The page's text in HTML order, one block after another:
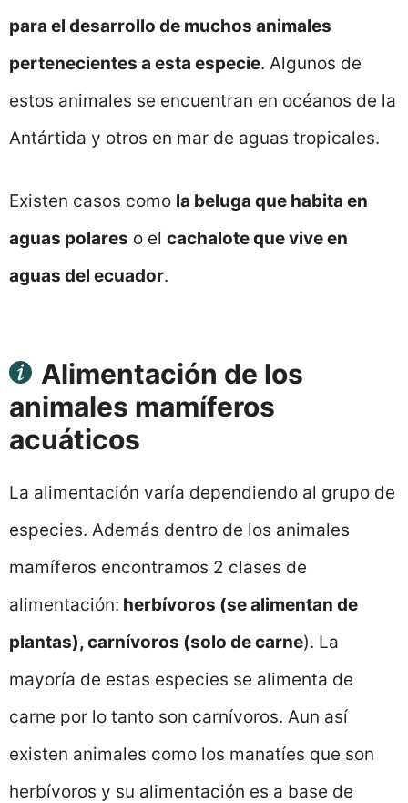
para el desarrollo de muchos animales
pertenecientes a esta especie. Algunos de
estos animales se encuentran en océanos de la
Antártida y otros en mar de aguas tropicales.
Existen casos como la beluga que habita en
aguas polares o el cachalote que vive en
aguas del ecuador.
Alimentación de los
animales mamíferos
acuáticos
La alimentación varía dependiendo al grupo de
especies. Además dentro de los animales
mamíferos encontramos 2 clases de
alimentación: herbívoros (se alimentan de
plantas), carnívoros (solo de carne). La
mayoría de estas especies se alimenta de
carne por lo tanto son carnívoros. Aun así
existen animales como los manatíes que son
herbívoros y su alimentación es a base de